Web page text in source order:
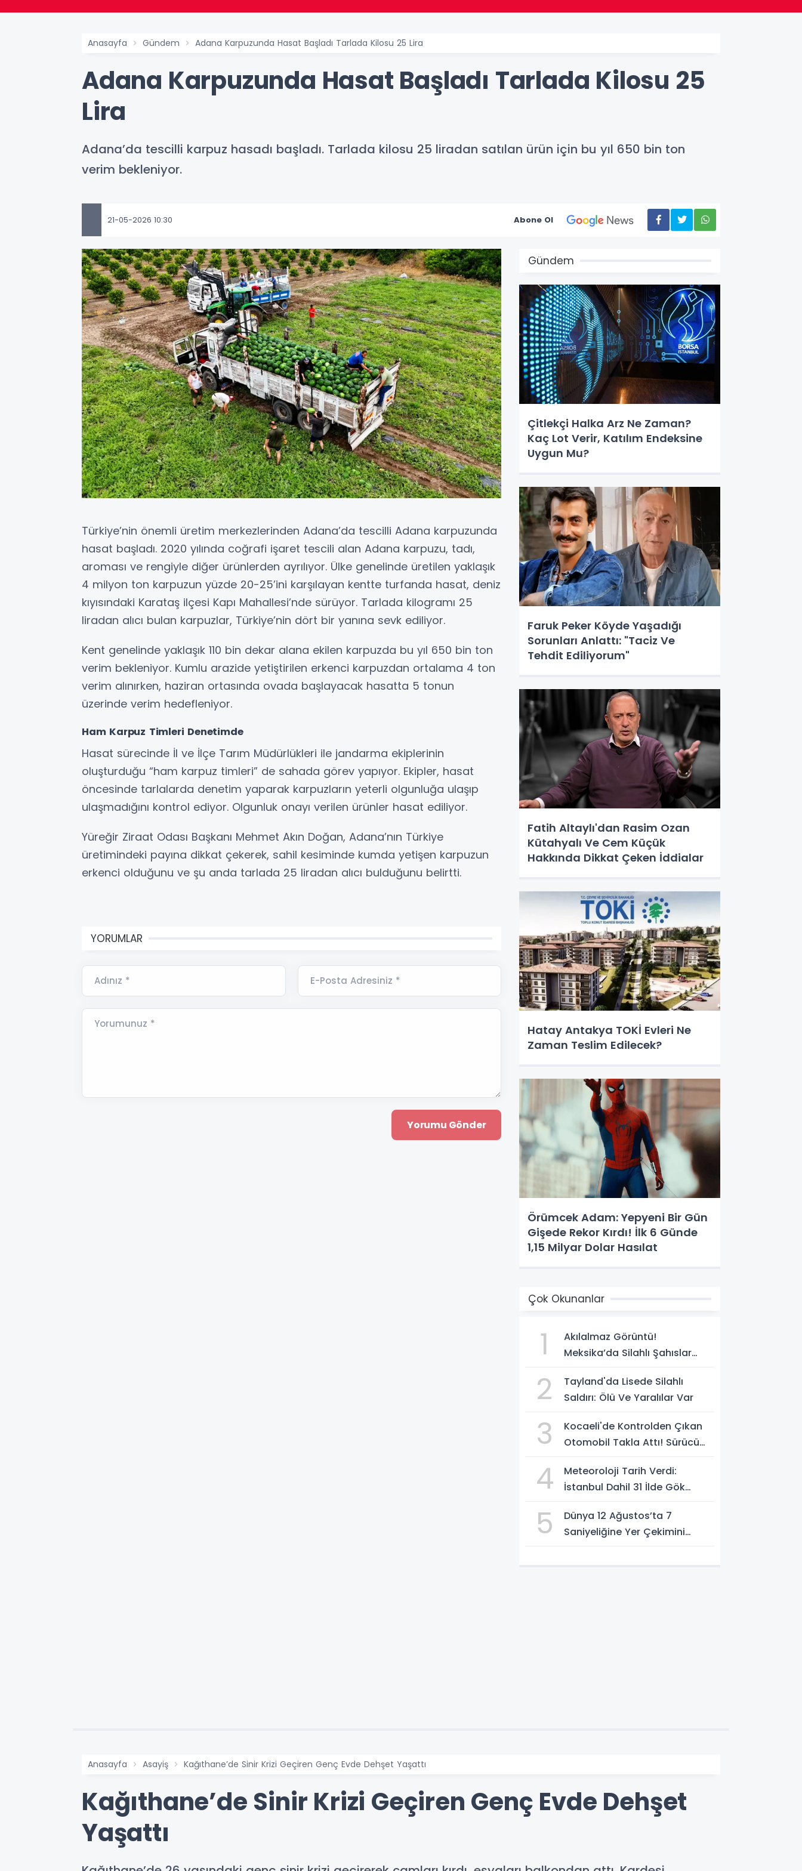
Anasayfa Gündem Adana Karpuzunda Hasat Başladı Tarlada Kilosu 25 Lira
Adana Karpuzunda Hasat Başladı Tarlada Kilosu 25
Lira
Adana’da tescilli karpuz hasadı başladı. Tarlada kilosu 25 liradan satılan ürün için bu yıl 650 bin ton
verim bekleniyor.
21-05-2026 10:30 Abone Ol
Türkiye’nin önemli üretim merkezlerinden Adana’da tescilli Adana karpuzunda
hasat başladı. 2020 yılında coğrafi işaret tescili alan Adana karpuzu, tadı,
aroması ve rengiyle diğer ürünlerden ayrılıyor. Ülke genelinde üretilen yaklaşık
4 milyon ton karpuzun yüzde 20-25’ini karşılayan kentte turfanda hasat, deniz
kıyısındaki Karataş ilçesi Kapı Mahallesi’nde sürüyor. Tarlada kilogramı 25
liradan alıcı bulan karpuzlar, Türkiye’nin dört bir yanına sevk ediliyor.
Kent genelinde yaklaşık 110 bin dekar alana ekilen karpuzda bu yıl 650 bin ton
verim bekleniyor. Kumlu arazide yetiştirilen erkenci karpuzdan ortalama 4 ton
verim alınırken, haziran ortasında ovada başlayacak hasatta 5 tonun
üzerinde verim hedefleniyor.
Ham Karpuz Timleri Denetimde
Hasat sürecinde İl ve İlçe Tarım Müdürlükleri ile jandarma ekiplerinin
oluşturduğu “ham karpuz timleri” de sahada görev yapıyor. Ekipler, hasat
öncesinde tarlalarda denetim yaparak karpuzların yeterli olgunluğa ulaşıp
ulaşmadığını kontrol ediyor. Olgunluk onayı verilen ürünler hasat ediliyor.
Yüreğir Ziraat Odası Başkanı Mehmet Akın Doğan, Adana’nın Türkiye
üretimindeki payına dikkat çekerek, sahil kesiminde kumda yetişen karpuzun
erkenci olduğunu ve şu anda tarlada 25 liradan alıcı bulduğunu belirtti.
YORUMLAR
Adınız * E-Posta Adresiniz *
Yorumunuz *
Gündem
Çitlekçi Halka Arz Ne Zaman?
Kaç Lot Verir, Katılım Endeksine
Uygun Mu?
Faruk Peker Köyde Yaşadığı
Sorunları Anlattı: "Taciz Ve
Tehdit Ediliyorum"
Fatih Altaylı'dan Rasim Ozan
Kütahyalı Ve Cem Küçük
Hakkında Dikkat Çeken İddialar
Hatay Antakya TOKİ Evleri Ne
Zaman Teslim Edilecek?
Örümcek Adam: Yepyeni Bir Gün
Gişede Rekor Kırdı! İlk 6 Günde
1,15 Milyar Dolar Hasılat
Çok Okunanlar
1
Akılalmaz Görüntü!
Meksika’da Silahlı Şahıslar
Rahatça Geçti
2
Tayland'da Lisede Silahlı
Saldırı: Ölü Ve Yaralılar Var
3
Kocaeli'de Kontrolden Çıkan
Otomobil Takla Attı! Sürücü
İmkanlarıyla Çıktı
4
Meteoroloji Tarih Verdi:
İstanbul Dahil 31 İlde Gök
5
Dünya 12 Ağustos’ta 7
Saniyeliğine Yer Çekimini
Anasayfa Asayiş Kağıthane’de Sinir Krizi Geçiren Genç Evde Dehşet Yaşattı
Kağıthane’de Sinir Krizi Geçiren Genç Evde Dehşet
Yaşattı